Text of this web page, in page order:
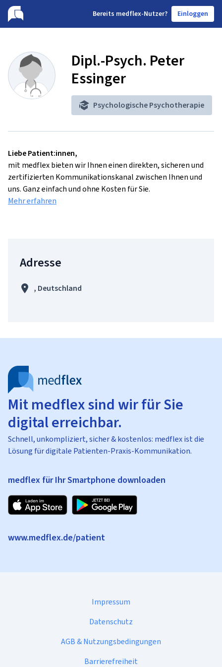
Bereits medflex-Nutzer? Einloggen
Dipl.-Psych. Peter
Essinger
Psychologische Psychotherapie
Liebe Patient:innen,
mit medflex bieten wir Ihnen einen direkten, sicheren und
zertifizierten Kommunikationskanal zwischen Ihnen und
uns. Ganz einfach und ohne Kosten für Sie.
Mehr erfahren
Adresse
, Deutschland
Mit medflex sind wir für Sie
digital erreichbar.
Schnell, unkompliziert, sicher & kostenlos: medflex ist die
Lösung für digitale Patienten-Praxis-Kommunikation.
medflex für Ihr Smartphone downloaden
www.medflex.de/patient
Impressum
Datenschutz
AGB & Nutzungsbedingungen
Barrierefreiheit